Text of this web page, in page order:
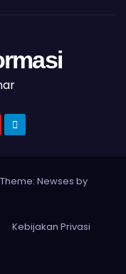
Theme: Newses by
Kebijakan Privasi